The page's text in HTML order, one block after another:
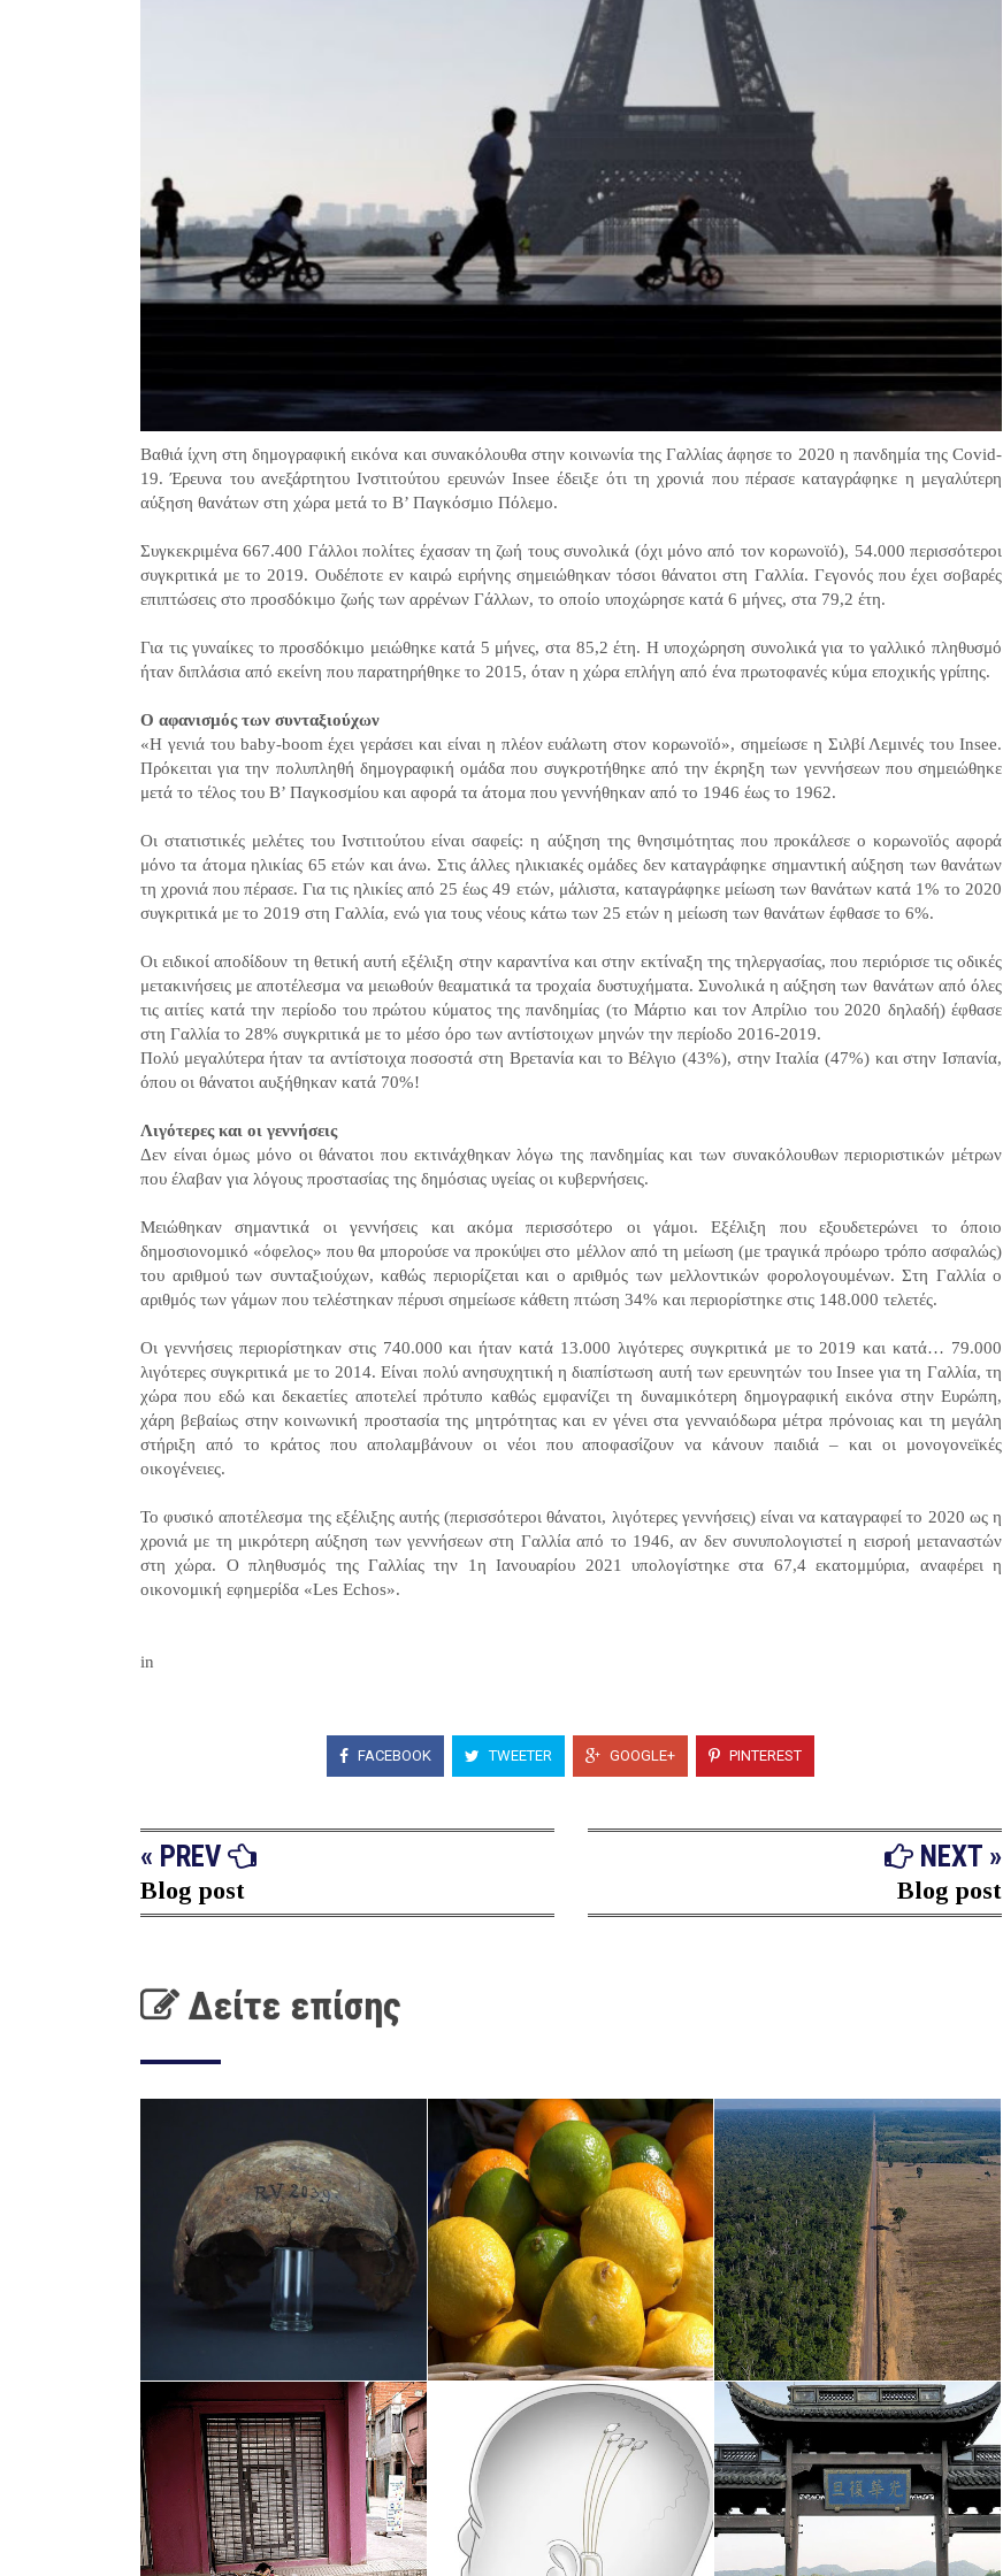
Βαθιά ίχνη στη δημογραφική εικόνα και συνακόλουθα στην κοινωνία της Γαλλίας άφησε το 2020 η πανδημία της Covid-
19. Έρευνα του ανεξάρτητου Ινστιτούτου ερευνών Insee έδειξε ότι τη χρονιά που πέρασε καταγράφηκε η μεγαλύτερη
αύξηση θανάτων στη χώρα μετά το Β’ Παγκόσμιο Πόλεμο.
Συγκεκριμένα 667.400 Γάλλοι πολίτες έχασαν τη ζωή τους συνολικά (όχι μόνο από τον κορωνοϊό), 54.000 περισσότεροι
συγκριτικά με το 2019. Ουδέποτε εν καιρώ ειρήνης σημειώθηκαν τόσοι θάνατοι στη Γαλλία. Γεγονός που έχει σοβαρές
επιπτώσεις στο προσδόκιμο ζωής των αρρένων Γάλλων, το οποίο υποχώρησε κατά 6 μήνες, στα 79,2 έτη.
Για τις γυναίκες το προσδόκιμο μειώθηκε κατά 5 μήνες, στα 85,2 έτη. Η υποχώρηση συνολικά για το γαλλικό πληθυσμό
ήταν διπλάσια από εκείνη που παρατηρήθηκε το 2015, όταν η χώρα επλήγη από ένα πρωτοφανές κύμα εποχικής γρίπης.
Ο αφανισμός των συνταξιούχων
«Η γενιά του baby-boom έχει γεράσει και είναι η πλέον ευάλωτη στον κορωνοϊό», σημείωσε η Σιλβί Λεμινές του Insee.
Πρόκειται για την πολυπληθή δημογραφική ομάδα που συγκροτήθηκε από την έκρηξη των γεννήσεων που σημειώθηκε
μετά το τέλος του Β’ Παγκοσμίου και αφορά τα άτομα που γεννήθηκαν από το 1946 έως το 1962.
Οι στατιστικές μελέτες του Ινστιτούτου είναι σαφείς: η αύξηση της θνησιμότητας που προκάλεσε ο κορωνοϊός αφορά
μόνο τα άτομα ηλικίας 65 ετών και άνω. Στις άλλες ηλικιακές ομάδες δεν καταγράφηκε σημαντική αύξηση των θανάτων
τη χρονιά που πέρασε. Για τις ηλικίες από 25 έως 49 ετών, μάλιστα, καταγράφηκε μείωση των θανάτων κατά 1% το 2020
συγκριτικά με το 2019 στη Γαλλία, ενώ για τους νέους κάτω των 25 ετών η μείωση των θανάτων έφθασε το 6%.
Οι ειδικοί αποδίδουν τη θετική αυτή εξέλιξη στην καραντίνα και στην εκτίναξη της τηλεργασίας, που περιόρισε τις οδικές
μετακινήσεις με αποτέλεσμα να μειωθούν θεαματικά τα τροχαία δυστυχήματα. Συνολικά η αύξηση των θανάτων από όλες
τις αιτίες κατά την περίοδο του πρώτου κύματος της πανδημίας (το Μάρτιο και τον Απρίλιο του 2020 δηλαδή) έφθασε
στη Γαλλία το 28% συγκριτικά με το μέσο όρο των αντίστοιχων μηνών την περίοδο 2016-2019.
Πολύ μεγαλύτερα ήταν τα αντίστοιχα ποσοστά στη Βρετανία και το Βέλγιο (43%), στην Ιταλία (47%) και στην Ισπανία,
όπου οι θάνατοι αυξήθηκαν κατά 70%!
Λιγότερες και οι γεννήσεις
Δεν είναι όμως μόνο οι θάνατοι που εκτινάχθηκαν λόγω της πανδημίας και των συνακόλουθων περιοριστικών μέτρων
που έλαβαν για λόγους προστασίας της δημόσιας υγείας οι κυβερνήσεις.
Μειώθηκαν σημαντικά οι γεννήσεις και ακόμα περισσότερο οι γάμοι. Εξέλιξη που εξουδετερώνει το όποιο
δημοσιονομικό «όφελος» που θα μπορούσε να προκύψει στο μέλλον από τη μείωση (με τραγικά πρόωρο τρόπο ασφαλώς)
του αριθμού των συνταξιούχων, καθώς περιορίζεται και ο αριθμός των μελλοντικών φορολογουμένων. Στη Γαλλία ο
αριθμός των γάμων που τελέστηκαν πέρυσι σημείωσε κάθετη πτώση 34% και περιορίστηκε στις 148.000 τελετές.
Οι γεννήσεις περιορίστηκαν στις 740.000 και ήταν κατά 13.000 λιγότερες συγκριτικά με το 2019 και κατά… 79.000
λιγότερες συγκριτικά με το 2014. Είναι πολύ ανησυχητική η διαπίστωση αυτή των ερευνητών του Insee για τη Γαλλία, τη
χώρα που εδώ και δεκαετίες αποτελεί πρότυπο καθώς εμφανίζει τη δυναμικότερη δημογραφική εικόνα στην Ευρώπη,
χάρη βεβαίως στην κοινωνική προστασία της μητρότητας και εν γένει στα γενναιόδωρα μέτρα πρόνοιας και τη μεγάλη
στήριξη από το κράτος που απολαμβάνουν οι νέοι που αποφασίζουν να κάνουν παιδιά – και οι μονογονεϊκές
οικογένειες.
Το φυσικό αποτέλεσμα της εξέλιξης αυτής (περισσότεροι θάνατοι, λιγότερες γεννήσεις) είναι να καταγραφεί το 2020 ως η
χρονιά με τη μικρότερη αύξηση των γεννήσεων στη Γαλλία από το 1946, αν δεν συνυπολογιστεί η εισροή μεταναστών
στη χώρα. Ο πληθυσμός της Γαλλίας την 1η Ιανουαρίου 2021 υπολογίστηκε στα 67,4 εκατομμύρια, αναφέρει η
οικονομική εφημερίδα «Les Echos».
in
FACEBOOK TWEETER GOOGLE+ PINTEREST
« PREV
Blog post
NEXT »
Blog post
Δείτε επίσης